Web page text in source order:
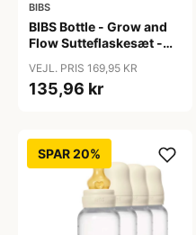
BIBS
BIBS Bottle - Grow and
Flow Sutteflaskesæt -
Naturgummi/Rund -
150ml/270ml - 2-Pak -
VEJL. PRIS 169,95 KR
135,96 kr
SPAR 20%